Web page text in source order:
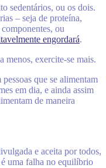
sedentários, ou os dois.
– seja de proteína,
ou
engordará.
menos, exercite-se mais.
que se alimentam
em dia, e ainda assim
de maneira
e aceita por todos,
uma falha no equilíbrio